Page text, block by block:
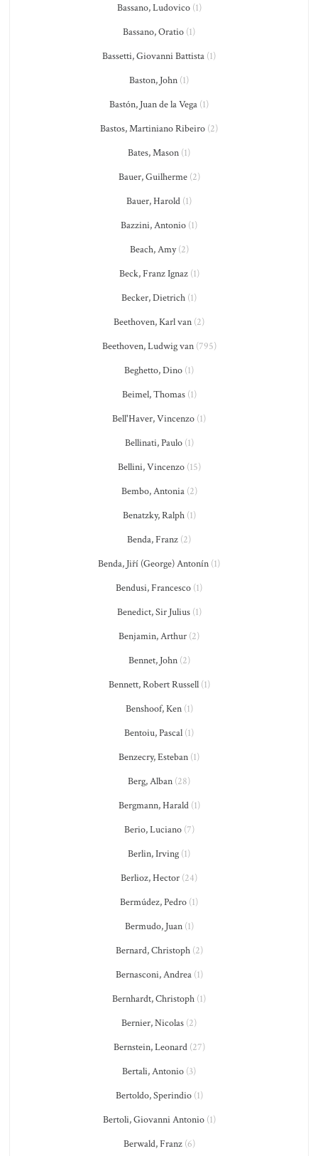
Bassano, Ludovico(1)
Bassano, Oratio (1)
Bassetti, Giovanni Battista (1)
Baston, John (1)
Bastón, Juan de la Vega (1)
Bastos, Martiniano Ribeiro (2)
Bates, Mason (1)
Bauer, Guilherme(2)
Bauer, Harold (1)
Bazzini, Antonio (1)
Beach, Amy(2)
Beck, Franz Ignaz(1)
Becker, Dietrich (1)
Beethoven, Karl van (2)
Beethoven, Ludwig van(795)
Beghetto, Dino (1)
Beimel, Thomas(1)
Bell'Haver, Vincenzo (1)
Bellinati, Paulo(1)
Bellini, Vincenzo(15)
Bembo, Antonia(2)
Benatzky, Ralph(1)
Benda, Franz (2)
Benda, Jiří (George) Antonín (1)
Bendusi, Francesco (1)
Benedict, Sir Julius(1)
Benjamin, Arthur (2)
Bennet, John(2)
Bennett, Robert Russell(1)
Benshoof, Ken(1)
Bentoiu, Pascal (1)
Benzecry, Esteban (1)
Berg, Alban (28)
Bergmann, Harald(1)
Berio, Luciano(7)
Berlin, Irving (1)
Berlioz, Hector (24)
Bermúdez, Pedro (1)
Bermudo, Juan(1)
Bernard, Christoph(2)
Bernasconi, Andrea(1)
Bernhardt, Christoph (1)
Bernier, Nicolas (2)
Bernstein, Leonard(27)
Bertali, Antonio (3)
Bertoldo, Sperindio(1)
Bertoli, Giovanni Antonio(1)
Berwald, Franz(6)